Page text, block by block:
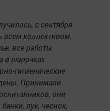
с сентября
всем коллективом.
все работы
в шапочках
гигиенические
Принимали
они
лук, чеснок,